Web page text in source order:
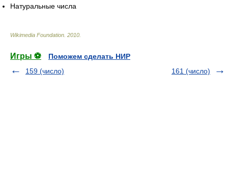
Натуральные числа
Wikimedia Foundation 2010
Игры ⚽
Поможем сделать НИР
159 (число)
161 (число)